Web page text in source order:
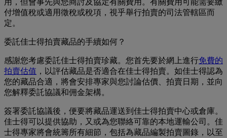
用，但會事先與您商討及協定有關費用。有關費用可能需要繳
付增值稅或適用徵稅或稅項，視乎舉行拍賣的司法管轄區而
定。
委託佳士得拍賣藏品的手續如何？
感謝您考慮委託佳士得拍賣珍藏。您首先要於網上進行免費的
拍賣估值 ，以評估藏品是否適合在佳士得拍賣。如佳士得認為
您的藏品合適，將會安排專家與您討論估價、拍賣日期，並向
您解釋委託協議和佣金架構。
簽署委託協議後，便要將藏品運送到佳士得拍賣中心或倉庫。
佳士得可以提供協助，又或為您聯絡可靠的本地運輸公司。佳
士得專家將會統籌所有細節，包括為藏品編製拍賣圖錄，以至